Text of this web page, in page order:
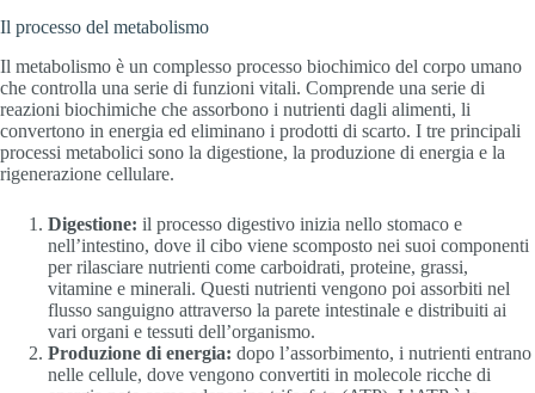
Il processo del metabolismo
Il metabolismo è un complesso processo biochimico del corpo umano
che controlla una serie di funzioni vitali. Comprende una serie di
reazioni biochimiche che assorbono i nutrienti dagli alimenti, li
convertono in energia ed eliminano i prodotti di scarto. I tre principali
processi metabolici sono la digestione, la produzione di energia e la
rigenerazione cellulare.
Digestione: il processo digestivo inizia nello stomaco e
nell’intestino, dove il cibo viene scomposto nei suoi componenti
per rilasciare nutrienti come carboidrati, proteine, grassi,
vitamine e minerali. Questi nutrienti vengono poi assorbiti nel
flusso sanguigno attraverso la parete intestinale e distribuiti ai
vari organi e tessuti dell’organismo.
Produzione di energia: dopo l’assorbimento, i nutrienti entrano
nelle cellule, dove vengono convertiti in molecole ricche di